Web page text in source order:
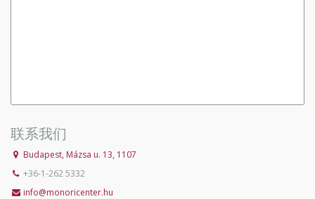
联系我们
Budapest, Mázsa u. 13, 1107
+36-1-262 5332
info@monoricenter.hu